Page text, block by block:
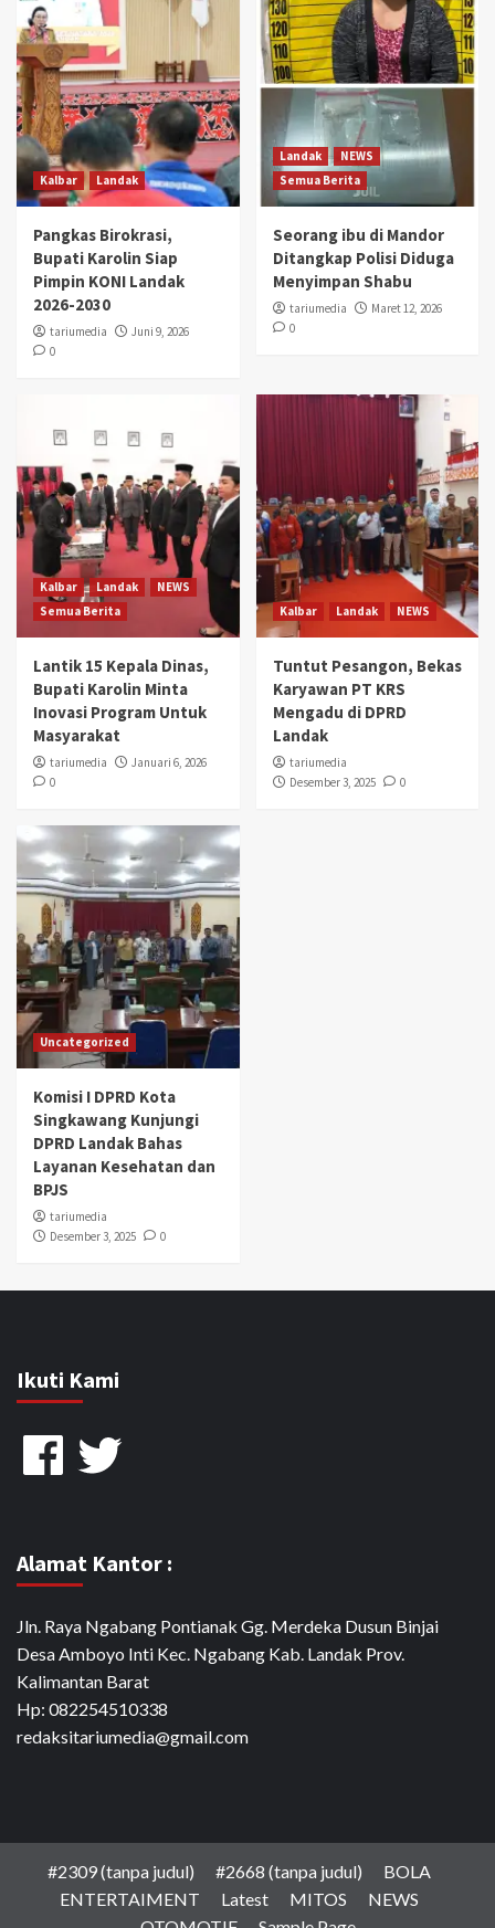
Kalbar Landak
Pangkas Birokrasi,
Bupati Karolin Siap
Pimpin KONI Landak
2026-2030
tariumedia
Juni 9, 2026
0
Landak
NEWS
Semua Berita
Seorang ibu di Mandor
Ditangkap Polisi Diduga
Menyimpan Shabu
tariumedia
Maret 12, 2026
0
Kalbar Landak
NEWS
Semua Berita
Lantik 15 Kepala Dinas,
Bupati Karolin Minta
Inovasi Program Untuk
Masyarakat
tariumedia
Januari 6, 2026
0
Kalbar Landak NEWS
Tuntut Pesangon, Bekas
Karyawan PT KRS
Mengadu di DPRD
Landak
tariumedia
Desember 3, 2025
0
Uncategorized
Komisi I DPRD Kota
Singkawang Kunjungi
DPRD Landak Bahas
Layanan Kesehatan dan
BPJS
tariumedia
Desember 3, 2025
0
Ikuti Kami
FacebookTwitter
Alamat Kantor :
Jln. Raya Ngabang Pontianak Gg. Merdeka Dusun Binjai
Desa Amboyo Inti Kec. Ngabang Kab. Landak Prov.
Kalimantan Barat
Hp: 082254510338
redaksitariumedia@gmail.com
#2309 (tanpa judul) #2668 (tanpa judul)
BOLA
ENTERTAIMENT
Latest MITOS
NEWS